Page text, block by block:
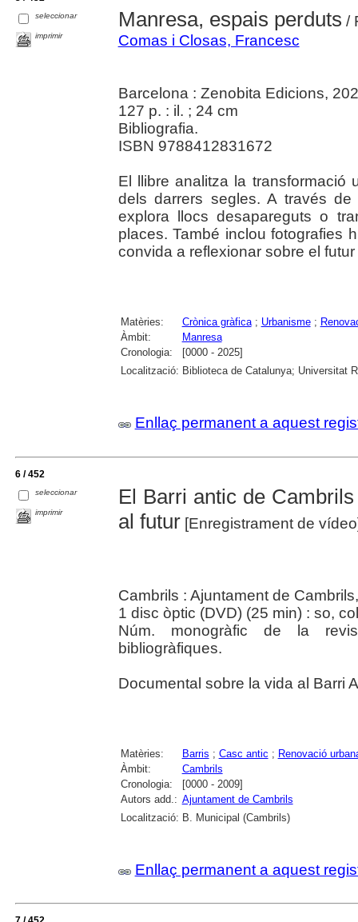
seleccionar
imprimir
Manresa, espais perduts /
Comas i Closas, Francesc
Barcelona : Zenobita Edicions,
127 p. : il. ; 24 cm
Bibliografia.
ISBN 9788412831672
El llibre analitza la
dels darrers segles. A través de
explora llocs desapareguts o
places. També inclou fotografies
convida a reflexionar sobre el
Matèries: Crònica gràfica; Urbanisme;
Àmbit:
Manresa
Cronologia:
[0000 - 2025]
Localització: Biblioteca de Catalunya; Universitat
Enllaç permanent a aquest
6 / 452
seleccionar
imprimir
El Barri antic de
al futur[Enregistrament de
Cambrils : Ajuntament de
1 disc òptic (DVD) (25 min) : so,
Núm. monogràfic de la
bibliogràfiques.
Documental sobre la vida al Barri
Matèries: Barris ; Casc antic ; Renovació
Àmbit:
Cambrils
Cronologia:
[0000 - 2009]
Autors add.: Ajuntament de Cambrils
Localització: B. Municipal (Cambrils)
Enllaç permanent a aquest